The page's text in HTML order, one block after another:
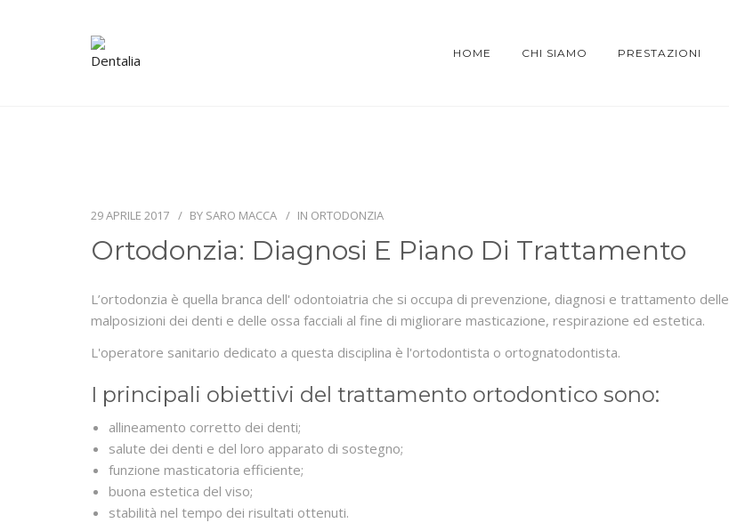
HOME CHI SIAMO PRESTAZIONI
29 APRILE 2017 BY SARO MACCA IN ORTODONZIA
Ortodonzia: Diagnosi E Piano Di Trattamento
L’ortodonzia è quella branca dell' odontoiatria che si occupa di prevenzione, diagnosi e trattamento delle
malposizioni dei denti e delle ossa facciali al fine di migliorare masticazione, respirazione ed estetica.
L'operatore sanitario dedicato a questa disciplina è l'ortodontista o ortognatodontista.
I principali obiettivi del trattamento ortodontico sono:
allineamento corretto dei denti;
salute dei denti e del loro apparato di sostegno;
funzione masticatoria efficiente;
buona estetica del viso;
stabilità nel tempo dei risultati ottenuti.